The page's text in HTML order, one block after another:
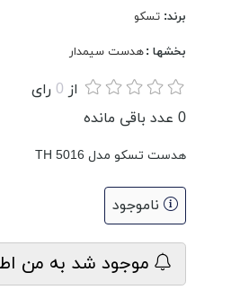
برند:تسکو
بخشها :هدست سیمدار
از 0 رای
0 عدد باقی مانده
هدست تسکو مدل TH 5016
ناموجود
موجود شد به من